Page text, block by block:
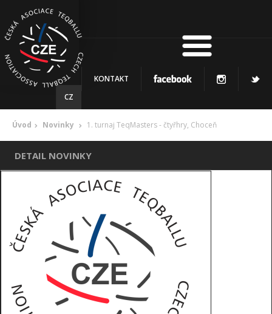
KONTAKT
CZ
Úvod Novinky 1. turnaj TeqMasters - čtyřhry, Choceň
DETAIL NOVINKY